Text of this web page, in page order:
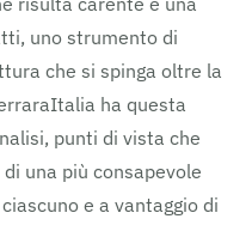
uno strumento di
che si spinga oltre la
ha questa
punti di vista che
una più consapevole
e a vantaggio di